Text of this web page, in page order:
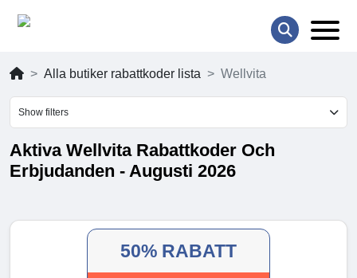
Alla butiker rabattkoder lista Wellvita
Show filters
Aktiva Wellvita Rabattkoder Och
Erbjudanden - Augusti 2026
50% RABATT